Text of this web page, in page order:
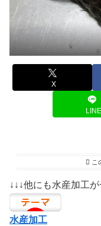
X
LINE
こ
↓↓↓他にも水産加工
水産加工